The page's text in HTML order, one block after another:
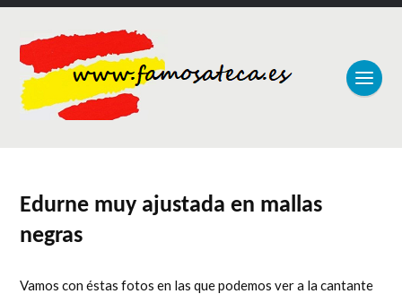
Edurne muy ajustada en mallas
negras
Vamos con éstas fotos en las que podemos ver a la cantante